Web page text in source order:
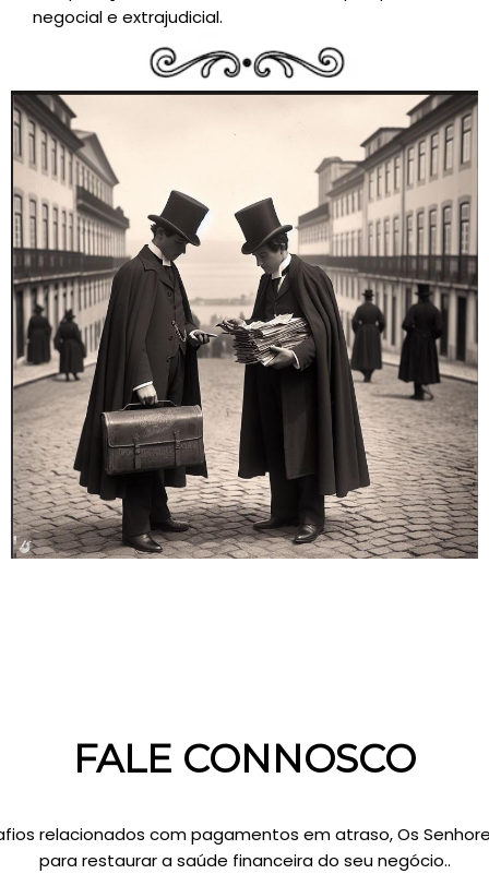
negocial e extrajudicial.
FALE CONNOSCO
relacionados com pagamentos em atraso, Os
para restaurar a saúde financeira do seu negócio..